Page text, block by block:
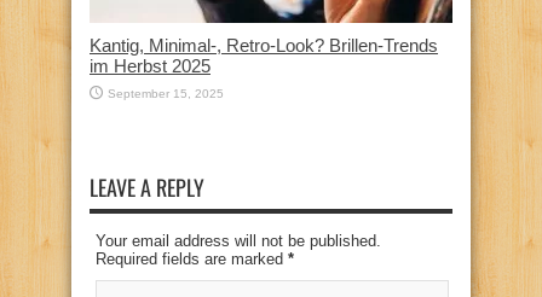
Kantig, Minimal-, Retro-Look? Brillen-Trends
im Herbst 2025
September 15, 2025
LEAVE A REPLY
Your email address will not be published.
Required fields are marked *